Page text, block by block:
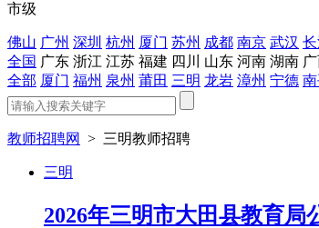
市级
佛山 广州 深圳 杭州 厦门 苏州 成都 南京 武汉
全国 广东 浙江 江苏 福建 四川 山东 河南 湖南
全部 厦门 福州 泉州 莆田 三明 龙岩 漳州 宁德
教师招聘网 > 三明教师招聘
三明
2026年三明市大田县教育局